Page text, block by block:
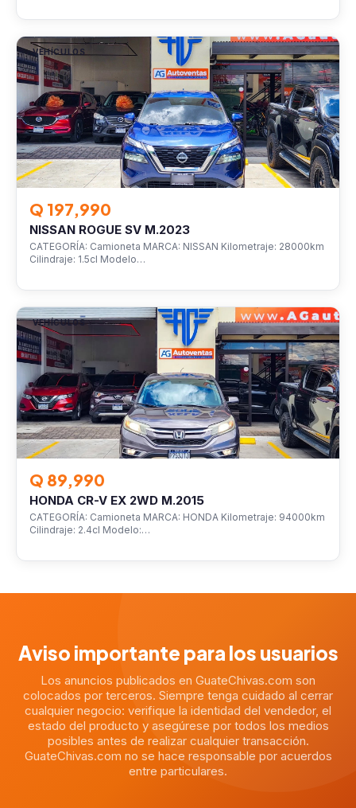
VEHÍCULOS
Q 197,990
NISSAN ROGUE SV M.2023
CATEGORÍA: Camioneta MARCA: NISSAN Kilometraje: 28000km
Cilindraje: 1.5cl Modelo…
VEHÍCULOS
Q 89,990
HONDA CR-V EX 2WD M.2015
CATEGORÍA: Camioneta MARCA: HONDA Kilometraje: 94000km
Cilindraje: 2.4cl Modelo:…
Aviso importante para los usuarios
Los anuncios publicados en GuateChivas.com son
colocados por terceros. Siempre tenga cuidado al cerrar
cualquier negocio: verifique la identidad del vendedor, el
estado del producto y asegúrese por todos los medios
posibles antes de realizar cualquier transacción.
GuateChivas.com no se hace responsable por acuerdos
entre particulares.